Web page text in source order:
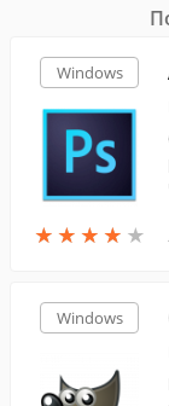
Windows
★ ★ ★ ★ ★
★ ★ ★ ★ ★
Windows